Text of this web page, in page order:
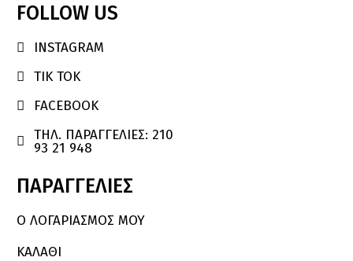
FOLLOW US
 INSTAGRAM
 TIK TOK
 FACEBOOK

ΤΗΛ. ΠΑΡΑΓΓΕΛΙΕΣ: 210
93 21 948
ΠΑΡΑΓΓΕΛΙΕΣ
Ο ΛΟΓΑΡΙΑΣΜΌΣ ΜΟΥ
ΚΑΛΆΘΙ